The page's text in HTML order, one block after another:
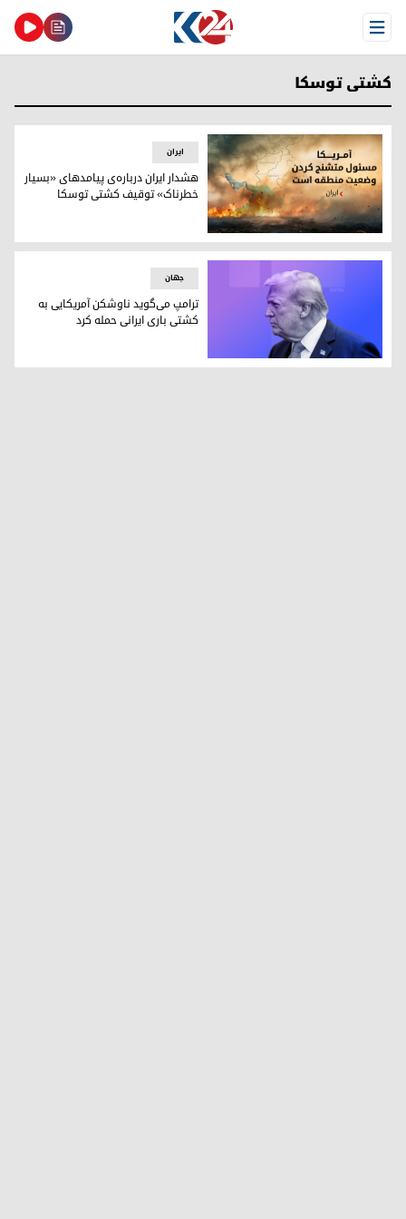
Open Menu
کشتی توسکا
هشدار ایران درباره‌ی پیامدهای «بسیار خطرناک» توقیف
ایران
هشدار ایران درباره‌ی پیامدهای «بسیار
خطرناک» توقیف کشتی توسکا
دونالد ترامپ، رئیس‌جمهور آمریکا
جهان
ترامپ می‌گوید ناوشکن آمریکایی به
کشتی باری ایرانی حمله کرد